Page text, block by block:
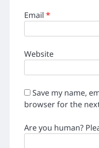
Email *
Website
Save my name,
browser for the
Are you human?